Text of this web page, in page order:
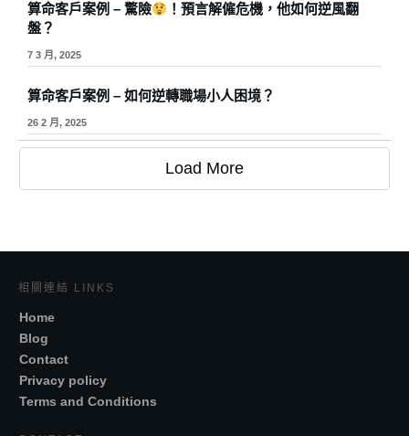
算命客戶案例 – 驚險
！預言解僱危機，他如何逆風翻
盤？
7 3 月, 2025
算命客戶案例 – 如何逆轉職場小人困境？
26 2 月, 2025
Load More
相關連結 LINKS
Home
Blog
Contact
Privacy policy
Terms and Conditions